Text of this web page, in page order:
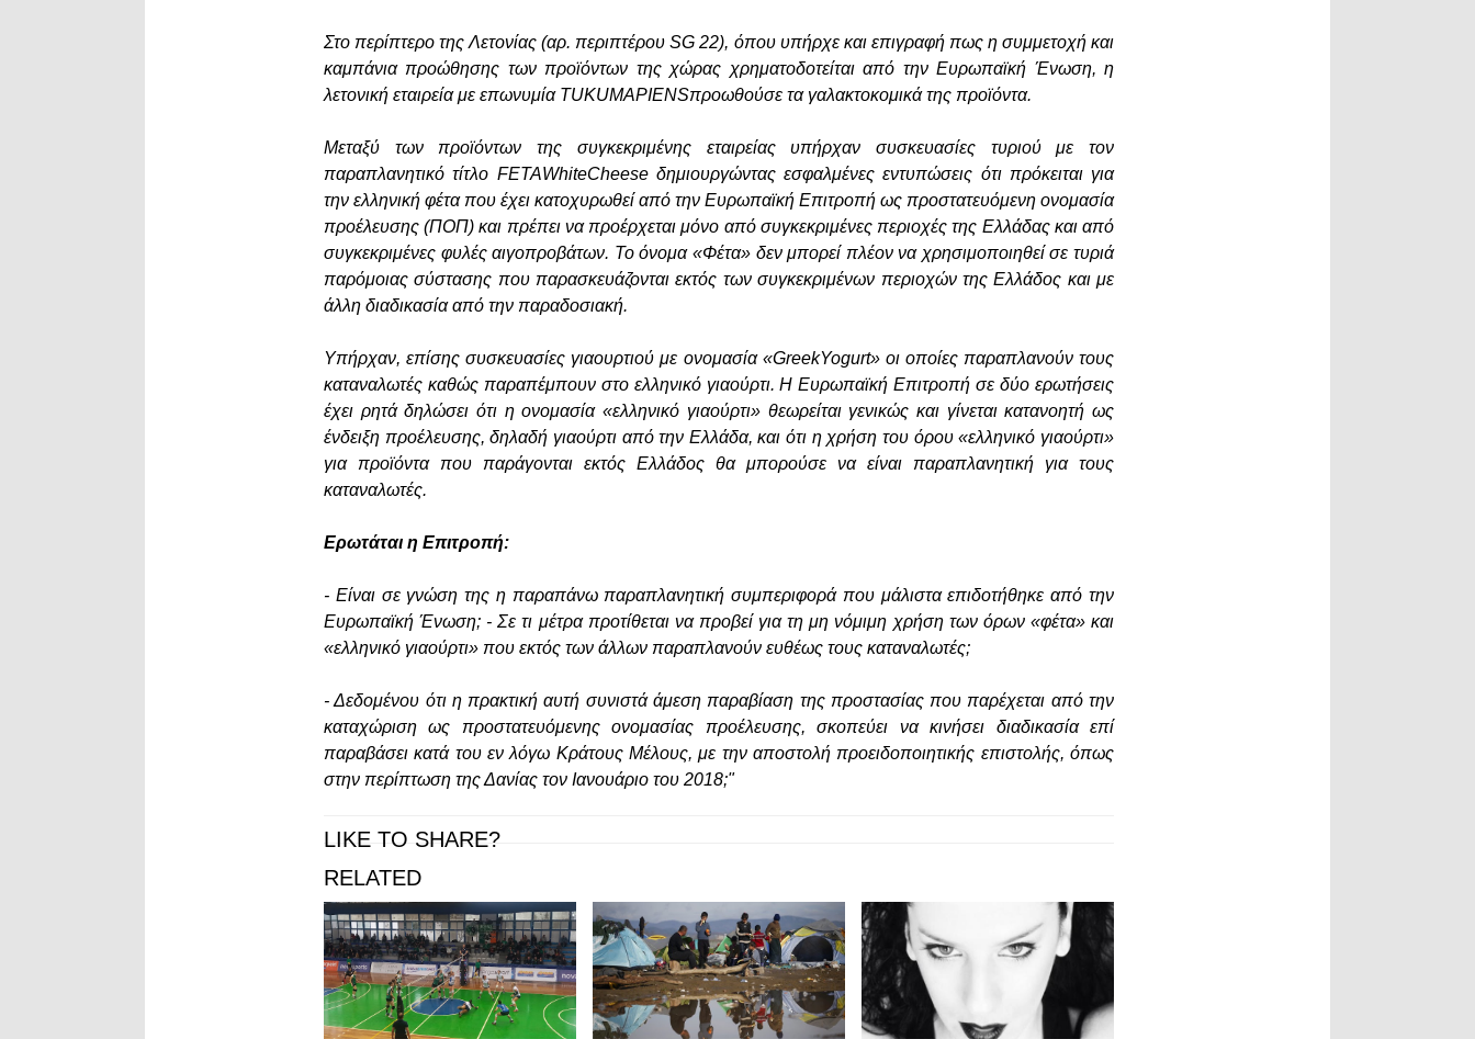
Στο περίπτερο της Λετονίας (αρ. περιπτέρου SG 22), όπου υπήρχε και επιγραφή πως η συμμετοχή και
καμπάνια προώθησης των προϊόντων της χώρας χρηματοδοτείται από την Ευρωπαϊκή Ένωση, η
λετονική εταιρεία με επωνυμία TUKUMAPIENSπροωθούσε τα γαλακτοκομικά της προϊόντα.
Μεταξύ των προϊόντων της συγκεκριμένης εταιρείας υπήρχαν συσκευασίες τυριού με τον
παραπλανητικό τίτλο FETAWhiteCheese δημιουργώντας εσφαλμένες εντυπώσεις ότι πρόκειται για
την ελληνική φέτα που έχει κατοχυρωθεί από την Ευρωπαϊκή Επιτροπή ως προστατευόμενη ονομασία
προέλευσης (ΠΟΠ) και πρέπει να προέρχεται μόνο από συγκεκριμένες περιοχές της Ελλάδας και από
συγκεκριμένες φυλές αιγοπροβάτων. Το όνομα «Φέτα» δεν μπορεί πλέον να χρησιμοποιηθεί σε τυριά
παρόμοιας σύστασης που παρασκευάζονται εκτός των συγκεκριμένων περιοχών της Ελλάδος και με
άλλη διαδικασία από την παραδοσιακή.
Υπήρχαν, επίσης συσκευασίες γιαουρτιού με ονομασία «GreekYogurt» οι οποίες παραπλανούν τους
καταναλωτές καθώς παραπέμπουν στο ελληνικό γιαούρτι. Η Ευρωπαϊκή Επιτροπή σε δύο ερωτήσεις
έχει ρητά δηλώσει ότι η ονομασία «ελληνικό γιαούρτι» θεωρείται γενικώς και γίνεται κατανοητή ως
ένδειξη προέλευσης, δηλαδή γιαούρτι από την Ελλάδα, και ότι η χρήση του όρου «ελληνικό γιαούρτι»
για προϊόντα που παράγονται εκτός Ελλάδος θα μπορούσε να είναι παραπλανητική για τους
καταναλωτές.
Ερωτάται η Επιτροπή:
- Είναι σε γνώση της η παραπάνω παραπλανητική συμπεριφορά που μάλιστα επιδοτήθηκε από την
Ευρωπαϊκή Ένωση; - Σε τι μέτρα προτίθεται να προβεί για τη μη νόμιμη χρήση των όρων «φέτα» και
«ελληνικό γιαούρτι» που εκτός των άλλων παραπλανούν ευθέως τους καταναλωτές;
- Δεδομένου ότι η πρακτική αυτή συνιστά άμεση παραβίαση της προστασίας που παρέχεται από την
καταχώριση ως προστατευόμενης ονομασίας προέλευσης, σκοπεύει να κινήσει διαδικασία επί
παραβάσει κατά του εν λόγω Κράτους Μέλους, με την αποστολή προειδοποιητικής επιστολής, όπως
στην περίπτωση της Δανίας τον Ιανουάριο του 2018;"
LIKE TO SHARE?
RELATED